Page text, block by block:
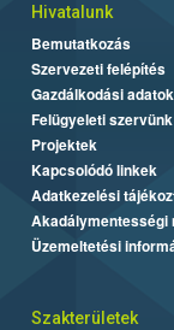
Hivatalunk
Bemutatkozás
Szervezeti felépítés
Gazdálkodási adatok
Felügyeleti szervünk
Projektek
Kapcsolódó linkek
Adatkezelési
Akadálymentességi
Üzemeltetési
Szakterületek